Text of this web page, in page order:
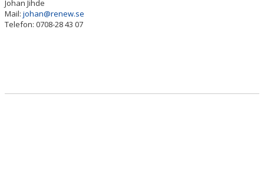
Johan Jihde
Mail: johan@renew.se
Telefon: 0708-28 43 07